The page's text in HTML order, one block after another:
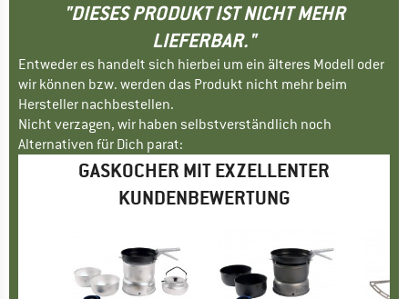
"DIESES PRODUKT IST NICHT MEHR
LIEFERBAR."
Entweder es handelt sich hierbei um ein älteres Modell oder
wir können bzw. werden das Produkt nicht mehr beim
Hersteller nachbestellen.
Nicht verzagen, wir haben selbstverständlich noch
Alternativen für Dich parat:
GASKOCHER MIT EXZELLENTER
KUNDENBEWERTUNG